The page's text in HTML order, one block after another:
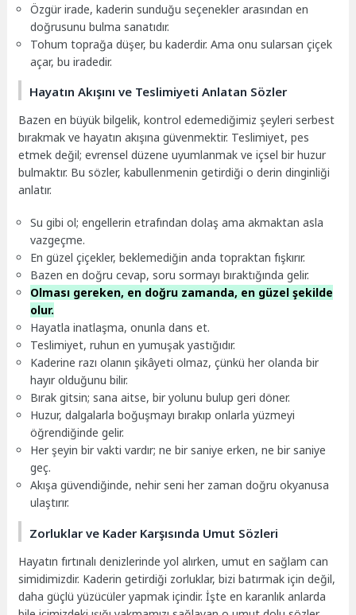
Özgür irade, kaderin sunduğu seçenekler arasından en
doğrusunu bulma sanatıdır.
Tohum toprağa düşer, bu kaderdir. Ama onu sularsan çiçek
açar, bu iradedir.
Hayatın Akışını ve Teslimiyeti Anlatan Sözler
Bazen en büyük bilgelik, kontrol edemediğimiz şeyleri serbest
bırakmak ve hayatın akışına güvenmektir. Teslimiyet, pes
etmek değil; evrensel düzene uyumlanmak ve içsel bir huzur
bulmaktır. Bu sözler, kabullenmenin getirdiği o derin dinginliği
anlatır.
Su gibi ol; engellerin etrafından dolaş ama akmaktan asla
vazgeçme.
En güzel çiçekler, beklemediğin anda topraktan fışkırır.
Bazen en doğru cevap, soru sormayı bıraktığında gelir.
Olması gereken, en doğru zamanda, en güzel şekilde
olur.
Hayatla inatlaşma, onunla dans et.
Teslimiyet, ruhun en yumuşak yastığıdır.
Kaderine razı olanın şikâyeti olmaz, çünkü her olanda bir
hayır olduğunu bilir.
Bırak gitsin; sana aitse, bir yolunu bulup geri döner.
Huzur, dalgalarla boğuşmayı bırakıp onlarla yüzmeyi
öğrendiğinde gelir.
Her şeyin bir vakti vardır; ne bir saniye erken, ne bir saniye
geç.
Akışa güvendiğinde, nehir seni her zaman doğru okyanusa
ulaştırır.
Zorluklar ve Kader Karşısında Umut Sözleri
Hayatın fırtınalı denizlerinde yol alırken, umut en sağlam can
simidimizdir. Kaderin getirdiği zorluklar, bizi batırmak için değil,
daha güçlü yüzücüler yapmak içindir. İşte en karanlık anlarda